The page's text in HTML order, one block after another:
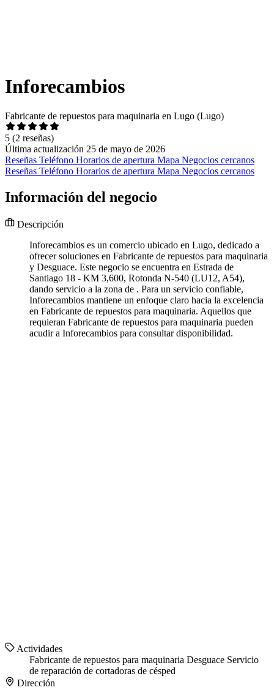
Inforecambios
Fabricante de repuestos para maquinaria en Lugo (Lugo)
5 (2 reseñas)
Última actualización 25 de mayo de 2026
Reseñas Teléfono Horarios de apertura Mapa Negocios cercanos
Reseñas Teléfono Horarios de apertura Mapa Negocios cercanos
Información del negocio
Descripción
Inforecambios es un comercio ubicado en Lugo, dedicado a
ofrecer soluciones en Fabricante de repuestos para maquinaria
y Desguace. Este negocio se encuentra en Estrada de
Santiago 18 - KM 3,600, Rotonda N-540 (LU12, A54),
dando servicio a la zona de . Para un servicio confiable,
Inforecambios mantiene un enfoque claro hacia la excelencia
en Fabricante de repuestos para maquinaria. Aquellos que
requieran Fabricante de repuestos para maquinaria pueden
acudir a Inforecambios para consultar disponibilidad.
Actividades
Fabricante de repuestos para maquinaria Desguace Servicio
de reparación de cortadoras de césped
Dirección